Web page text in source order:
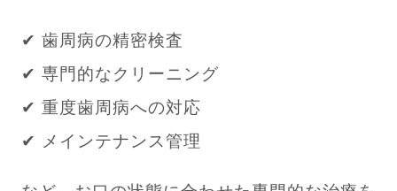
✔ 歯周病の精密検査
✔ 専門的なクリーニング
✔ 重度歯周病への対応
✔ メインテナンス管理